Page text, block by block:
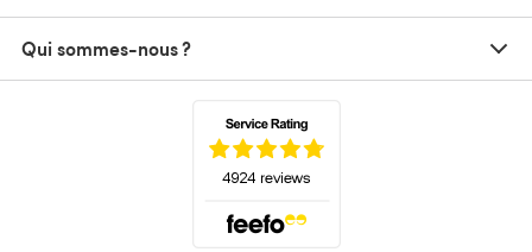
Qui sommes-nous ?